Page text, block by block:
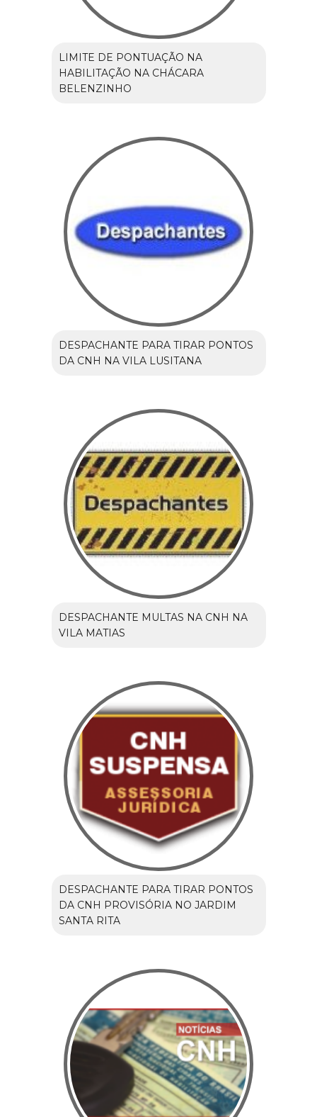
LIMITE DE PONTUAÇÃO NA
HABILITAÇÃO NA CHÁCARA
BELENZINHO
DESPACHANTE PARA TIRAR PONTOS
DA CNH NA VILA LUSITANA
DESPACHANTE MULTAS NA CNH NA
VILA MATIAS
DESPACHANTE PARA TIRAR PONTOS
DA CNH PROVISÓRIA NO JARDIM
SANTA RITA